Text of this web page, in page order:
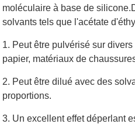
moléculaire à base de silicone.
solvants tels que l'acétate
1. Peut être pulvérisé sur
papier, matériaux de
2. Peut être dilué avec des
proportions.
3. Un excellent effet déperlant